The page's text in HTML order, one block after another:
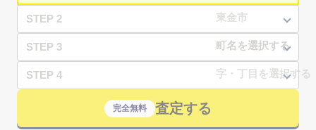
STEP 2
STEP 3
STEP 4
完全無料 査定する